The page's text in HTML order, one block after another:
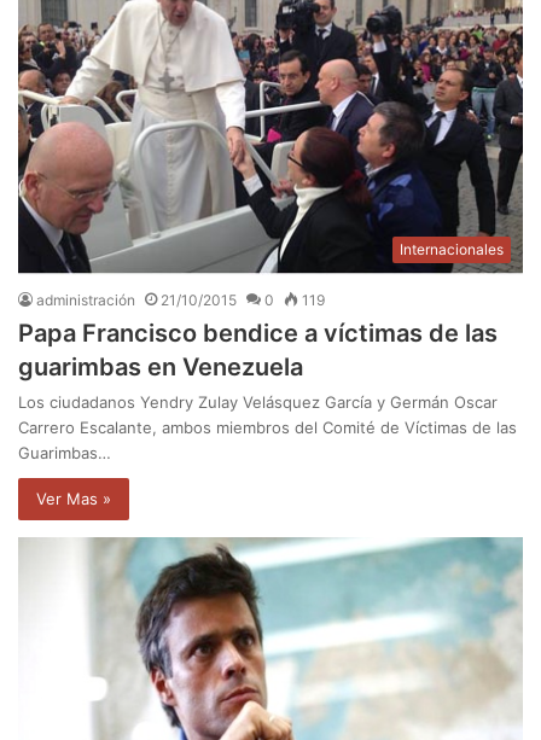
Internacionales
administración 21/10/2015 0 119
Papa Francisco bendice a víctimas de las
guarimbas en Venezuela
Los ciudadanos Yendry Zulay Velásquez García y Germán Oscar
Carrero Escalante, ambos miembros del Comité de Víctimas de las
Guarimbas…
Ver Mas »